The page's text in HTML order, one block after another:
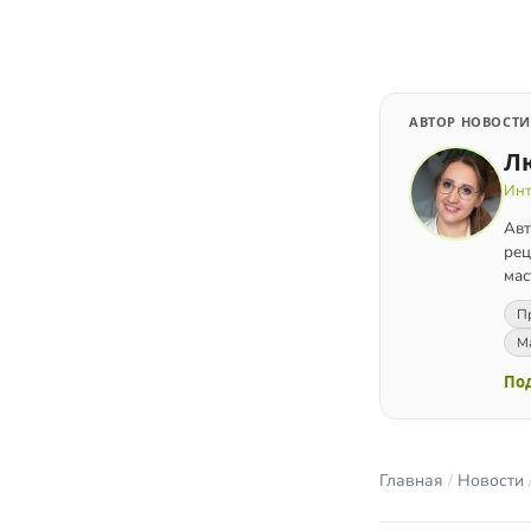
АВТОР НОВОСТИ
Главная / Новости